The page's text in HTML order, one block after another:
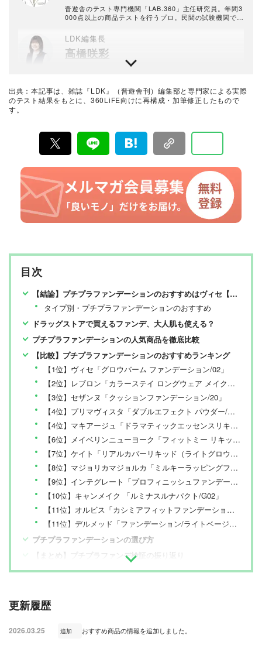
晋遊舎のテスト専門機関「LAB.360」主任研究員。年間3
000点以上の商品テストを行うプロ。民間の試験機関でス
の試験に約15年携わり、ヒト肌に関わる計測・評価を行
う。メーカーや出版社からの依頼試験に従事し、ユニー
クなビジュアル性を伴う分かりやすい評価作成に努め、
業界の発展に寄与。消費者目線で実使用に則した手法・
評価を心がけている。
LDK編集長
高橋咲彩
雑誌『LDK』を統括する自称テスト大好き人間。得意な
ップ巡りも日課。1993年生まれ。2018年に晋遊舎に入社
後、雑誌『MONOQLO』を経て、2023年『LDK』編集
長に就任。市場調査を元に特集のテーマ決めや表紙作
暮らしのおすすめベストバイ
『LDK』は2012年の創刊以来、晋遊舎の理念である「遊
びある、ホンネ」を胸に、消費者目線で本音の商品テス
トを貫いてきた、女性誌とWEBメディアです。毎月28日
発行の雑誌とWebサイトで、掃除用品から収納インテリ
ア、食品まで、あらゆるジャンルの商品を徹底的に検
証。編集部と専門家、そして社内検証機関が実際に使っ
て見つけた「本当に良いもの」と「お役立ち情報」を厳
選してあなたにお届け。編集長・高橋咲彩を中心に、11
名以上の編集体制で日々の検証・記事制作を行っていま
す。
出典：本記事は、雑誌『LDK』（晋遊舎刊）編集部と専門家による実際
のテスト結果をもとに、360LiFE向けに再構成・加筆修正したもので
す。
目次
【結論】プチプラファンデーションのおすすめはヴィセ【LDKが検証】
タイプ別・プチプラファンデーションのおすすめ
ドラッグストアで買えるファンデ、大人肌も使える？
プチプラファンデーションの人気商品を徹底比較
【比較】プチプラファンデーションのおすすめランキング
【1位】ヴィセ「グロウバーム ファンデーション/02」
【2位】レブロン「カラーステイ ロングウェア メイクアップ/240」
【3位】セザンヌ「クッションファンデーション/20」
【4位】プリマヴィスタ「ダブルエフェクト パウダー/オークル05」
【4位】マキアージュ「ドラマティックエッセンスリキッド/オークル20」
【6位】メイベリンニューヨーク「フィットミー リキッド ファンデーション R/120」
【7位】ケイト「リアルカバーリキッド（ライトグロウ）/02」
【8位】マジョリカマジョルカ「ミルキーラッピングファンデ/02」
【9位】インテグレート「プロフィニッシュファンデーション/オークル30」
【10位】キャンメイク 「ルミナスルナパクト/G02」
【11位】オルビス「カシミアフィットファンデーション/ナチュラル03」
【11位】デルメッド「ファンデーション/ライトベージュ」
プチプラファンデーションの選び方
【まとめ】プチプラファンデ検証の振り返り
更新履歴
2026.03.25 追加 おすすめ商品の情報を追加しました。